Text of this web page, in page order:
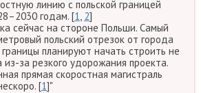
линию с польской границей
годам. [1 2]
сейчас на стороне Польши. Самый
польский отрезок от города
планируют начать строить не
за резкого удорожания проекта.
прямая скоростная магистраль
[1]"